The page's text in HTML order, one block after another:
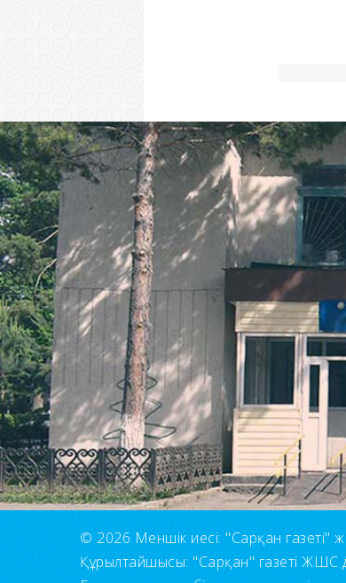
© 2026 Меншік иесі: "Сарқан газеті"
Құрылтайшысы: "Сарқан" газеті ЖШС